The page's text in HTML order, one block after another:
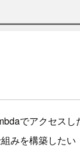
でアクセスし
みを構築したい